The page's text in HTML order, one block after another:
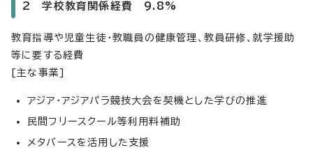
2 学校教育関係経費 9.8%
教育指導や児童生徒・教職員の健康管理、教員研修、就学援助
等に要する経費
[主な事業]
アジア・アジアパラ競技大会を契機とした学びの推進
民間フリースクール等利用料補助
メタバースを活用した支援